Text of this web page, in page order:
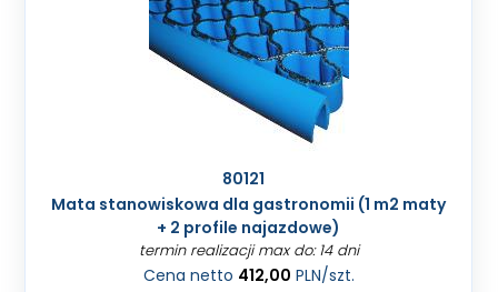
80121
Mata stanowiskowa dla gastronomii (1 m2 maty
+ 2 profile najazdowe)
termin realizacji max do: 14 dni
Cena netto 412,00 PLN/szt.